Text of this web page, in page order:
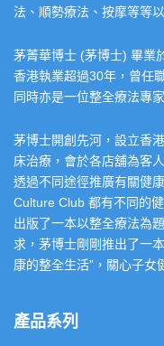
法、順勢療法、按摩等等
茅菁華博士 (茅博士) 畢業
香港執業超過30年，曾任
同時亦是一位整全療法專家
茅博士開創先河，設立香
床治療，會於各店舖為客
透過不同途徑推廣有關健
Culture Club 都有不同的
出版了一本以整全療法為
求，茅博士剛剛推出了一
康的整全生活”，關心子女
產品系列